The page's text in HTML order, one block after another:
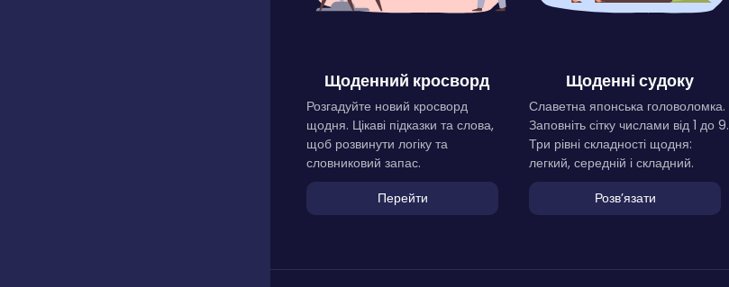
Щоденний кросворд
Розгадуйте новий кросворд
щодня. Цікаві підказки та слова,
щоб розвинути логіку та
словниковий запас.
Перейти
Щоденні судоку
Славетна японська головоломка.
Заповніть сітку числами від 1 до 9.
Три рівні складності щодня:
легкий, середній і складний.
Розвʼязати